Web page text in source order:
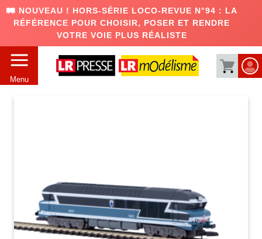
🛤️ NOUVEAU ! HORS-SÉRIE LOCO-REVUE N°94 : LA
RÉFÉRENCE POUR CHOISIR, POSER ET RENDRE
VOTRE VOIE PLUS RÉALISTE
Menu